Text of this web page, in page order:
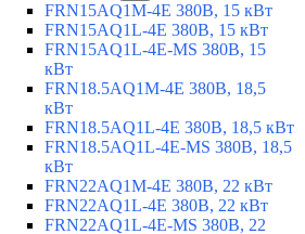
FRN15AQ1M-4E 380В, 15 кВт
FRN15AQ1L-4E 380В, 15 кВт
FRN15AQ1L-4E-MS 380В, 15
кВт
FRN18.5AQ1M-4E 380В, 18,5
кВт
FRN18.5AQ1L-4E 380В, 18,5 кВт
FRN18.5AQ1L-4E-MS 380В, 18,5
кВт
FRN22AQ1M-4E 380В, 22 кВт
FRN22AQ1L-4E 380В, 22 кВт
FRN22AQ1L-4E-MS 380В, 22